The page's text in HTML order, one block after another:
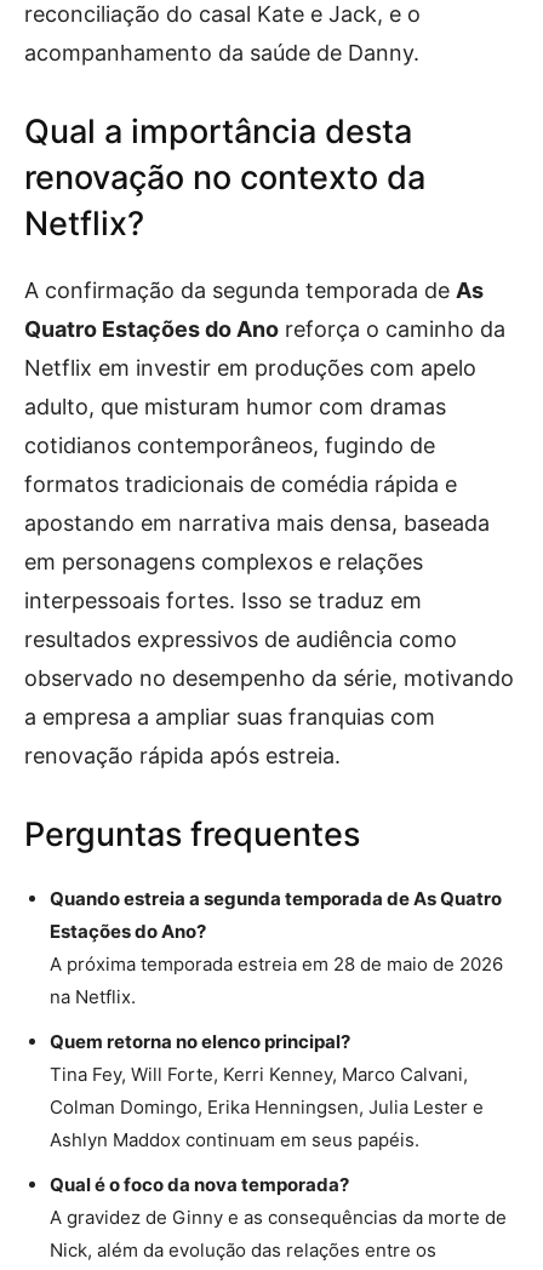
reconciliação do casal Kate e Jack, e o
acompanhamento da saúde de Danny.
Qual a importância desta
renovação no contexto da
Netflix?
A confirmação da segunda temporada de As
Quatro Estações do Ano reforça o caminho da
Netflix em investir em produções com apelo
adulto, que misturam humor com dramas
cotidianos contemporâneos, fugindo de
formatos tradicionais de comédia rápida e
apostando em narrativa mais densa, baseada
em personagens complexos e relações
interpessoais fortes. Isso se traduz em
resultados expressivos de audiência como
observado no desempenho da série, motivando
a empresa a ampliar suas franquias com
renovação rápida após estreia.
Perguntas frequentes
Quando estreia a segunda temporada de As Quatro
Estações do Ano?
A próxima temporada estreia em 28 de maio de 2026
na Netflix.
Quem retorna no elenco principal?
Tina Fey, Will Forte, Kerri Kenney, Marco Calvani,
Colman Domingo, Erika Henningsen, Julia Lester e
Ashlyn Maddox continuam em seus papéis.
Qual é o foco da nova temporada?
A gravidez de Ginny e as consequências da morte de
Nick, além da evolução das relações entre os